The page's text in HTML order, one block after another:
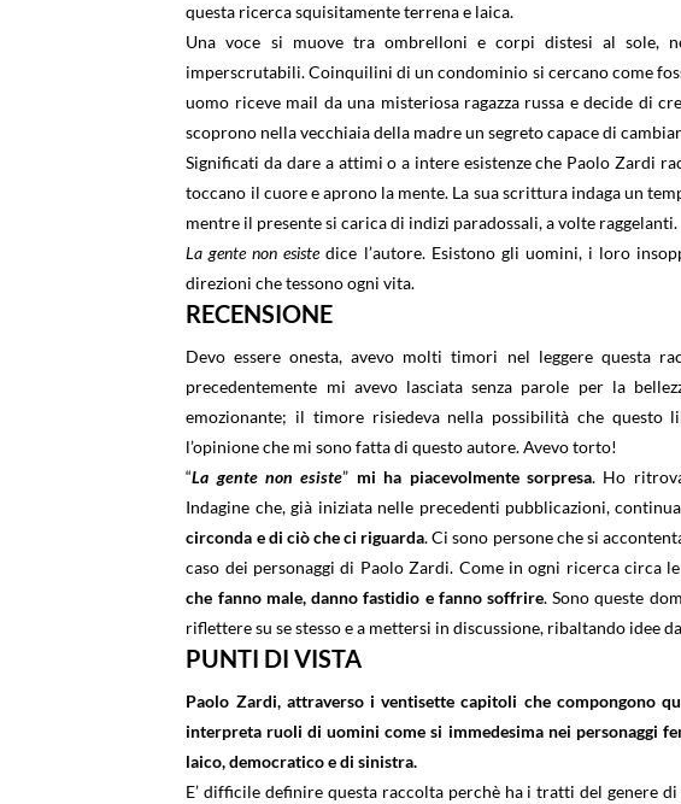
questa ricerca squisitamente terrena e laica.
Una voce si muove tra ombrelloni e corpi distesi al sole,
imperscrutabili. Coinquilini di un condominio si cercano come
uomo riceve mail da una misteriosa ragazza russa e decide di
scoprono nella vecchiaia della madre un segreto capace di
Significati da dare a attimi o a intere esistenze che Paolo Zardi
toccano il cuore e aprono la mente. La sua scrittura indaga un
mentre il presente si carica di indizi paradossali, a volte raggelanti.
La gente non esistedice l’autore. Esistono gli uomini, i loro
direzioni che tessono ogni vita.
RECENSIONE
Devo essere onesta, avevo molti timori nel leggere questa
precedentemente mi avevo lasciata senza parole per la
emozionante; il timore risiedeva nella possibilità che questo
l’opinione che mi sono fatta di questo autore. Avevo torto!
“La gente non esiste” mi ha piacevolmente sorpresa. Ho
Indagine che, già iniziata nelle precedenti pubblicazioni,
circonda e di ciò che ci riguarda. Ci sono persone che si
caso dei personaggi di Paolo Zardi. Come in ogni ricerca circa
che fanno male, danno fastidio e fanno soffrire. Sono queste
riflettere su se stesso e a mettersi in discussione, ribaltando idee
PUNTI DI VISTA
Paolo Zardi, attraverso i ventisette capitoli che compongono
interpreta ruoli di uomini come si immedesima nei personaggi
laico, democratico e di sinistra.
E’ difficile definire questa raccolta perchè ha i tratti del genere